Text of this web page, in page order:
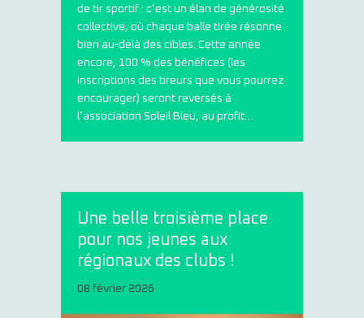
de tir sportif : c’est un élan de générosité
collective, où chaque balle tirée résonne
bien au-delà des cibles. Cette année
encore, 100 % des bénéfices (les
inscriptions des tireurs que vous pourrez
encourager) seront reversés à
l’association Soleil Bleu, au profit…
Une belle troisième place
pour nos jeunes aux
régionaux des clubs !
08 février 2026